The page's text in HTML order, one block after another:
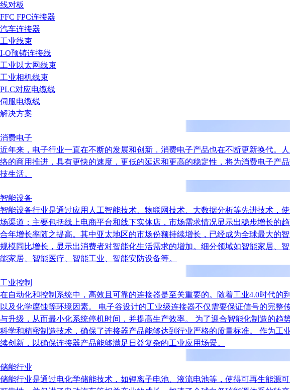
线对板
FFC FPC连接器
汽车连接器
工业线束
I-O预铸连接线
工业以太网线束
工业相机线束
PLC对应电缆线
伺服电缆线
解决方案
消费电子
近年来，电子行业一直在不断的发展和创新，消费电子产品也在不断更新换代。
络的商用推进，具有更快的速度，更低的延迟和更高的稳定性，将为消费电子产
技生活。
智能设备
智能设备行业是通过应用人工智能技术、物联网技术、大数据分析等先进技术，
场渠道：主要包括线上电商平台和线下实体店，市场需求情况显示出稳步增长的
合年增长率随之提高。其中亚太地区的市场份额持续增长，已经成为全球最大的
规模同比增长，显示出消费者对智能化生活需求的增加。细分领域如智能家居、
能家居、智能医疗、智能工业、智能安防设备等。
工业控制
在自动化和控制系统中，高效且可靠的连接器是至关重要的。随着工业4.0时代
以及化学腐蚀等环境因素。 电子谷设计的工业级连接器不仅需要保证信号的完
与升级，从而最小化系统停机时间，并提高生产效率。 为了迎合智能化制造的
科学和精密制造技术，确保了连接器产品能够达到行业严格的质量标准。 作为
续创新，以确保连接器产品能够满足日益复杂的工业应用场景。
储能行业
储能行业是通过电化学储能技术，如锂离子电池、液流电池等，使得可再生能源